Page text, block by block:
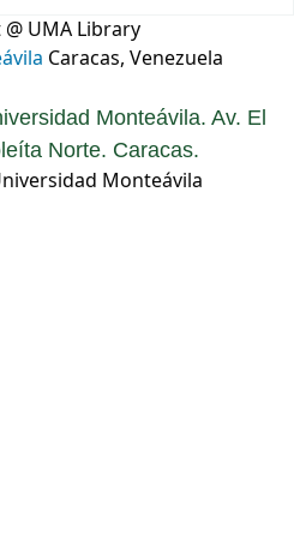
UMA Library
Caracas, Venezuela
Monteávila. Av. El
Norte. Caracas.
Monteávila